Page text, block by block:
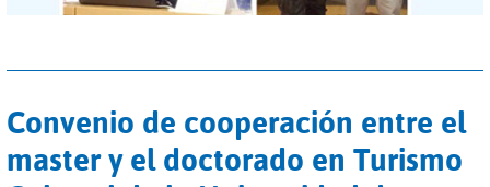
Convenio de cooperación entre el
master y el doctorado en Turismo